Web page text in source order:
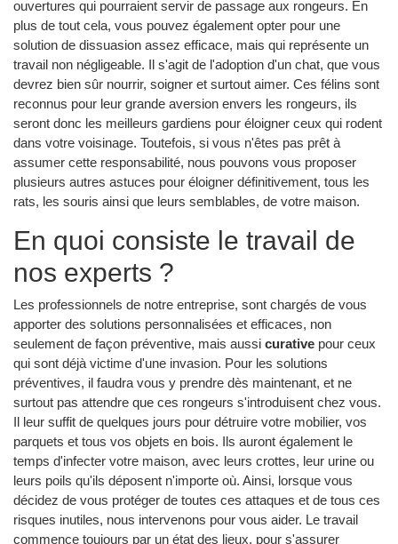
ouvertures qui pourraient servir de passage aux rongeurs. En
plus de tout cela, vous pouvez également opter pour une
solution de dissuasion assez efficace, mais qui représente un
travail non négligeable. Il s'agit de l'adoption d'un chat, que vous
devrez bien sûr nourrir, soigner et surtout aimer. Ces félins sont
reconnus pour leur grande aversion envers les rongeurs, ils
seront donc les meilleurs gardiens pour éloigner ceux qui rodent
dans votre voisinage. Toutefois, si vous n'êtes pas prêt à
assumer cette responsabilité, nous pouvons vous proposer
plusieurs autres astuces pour éloigner définitivement, tous les
rats, les souris ainsi que leurs semblables, de votre maison.
En quoi consiste le travail de
nos experts ?
Les professionnels de notre entreprise, sont chargés de vous
apporter des solutions personnalisées et efficaces, non
seulement de façon préventive, mais aussi curative pour ceux
qui sont déjà victime d'une invasion. Pour les solutions
préventives, il faudra vous y prendre dès maintenant, et ne
surtout pas attendre que ces rongeurs s'introduisent chez vous.
Il leur suffit de quelques jours pour détruire votre mobilier, vos
parquets et tous vos objets en bois. Ils auront également le
temps d'infecter votre maison, avec leurs crottes, leur urine ou
leurs poils qu'ils déposent n'importe où. Ainsi, lorsque vous
décidez de vous protéger de toutes ces attaques et de tous ces
risques inutiles, nous intervenons pour vous aider. Le travail
commence toujours par un état des lieux, pour s'assurer